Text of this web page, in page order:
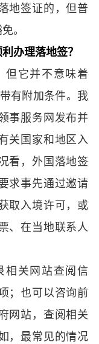
地签证的，但普
。
办理落地签？
它并不意味着
有附加条件。我
事服务网发布并
关国家和地区入
看，外国落地签
求事先通过邀请
取入境许可，或
、在当地联系人
关网站查阅信
；也可以咨询前
网站，查阅相关
，最常见的情况